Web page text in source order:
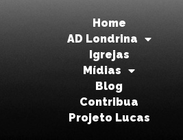
Home
AD Londrina
Igrejas
Mídias
Blog
Contribua
Projeto Lucas